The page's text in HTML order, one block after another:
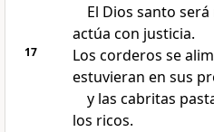
El Dios santo
actúa con justicia.
17
Los corderos se
estuvieran en sus
y las cabritas
los ricos.